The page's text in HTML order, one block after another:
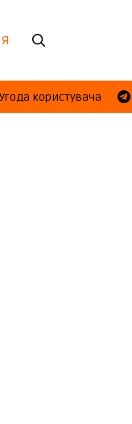
Угода користувача